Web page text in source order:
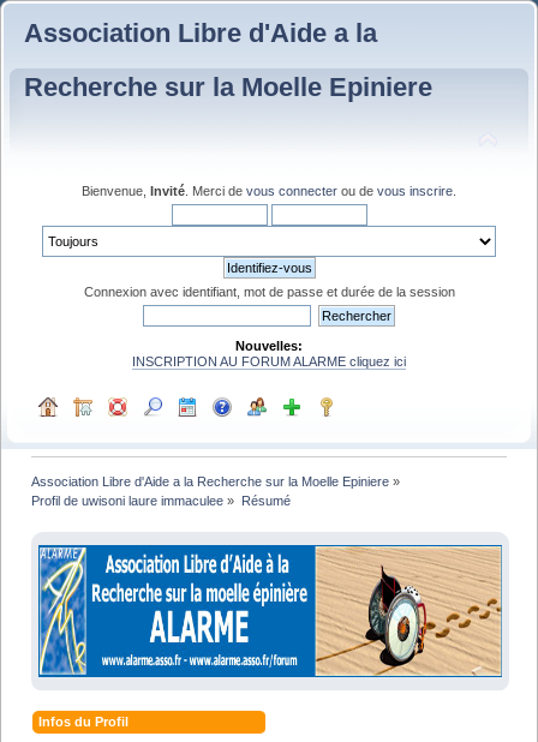
Association Libre d'Aide a la
Recherche sur la Moelle Epiniere
Bienvenue, Invité . Merci de vous connecter ou de vous inscrire
Connexion avec identifiant, mot de passe et durée de la session
Nouvelles:
INSCRIPTION AU FORUM ALARME cliquez ici
Association Libre d'Aide a la Recherche sur la Moelle Epiniere »
Profil de uwisoni laure immaculee » Résumé
Infos du Profil